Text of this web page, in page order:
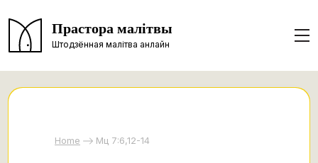
Прастора малітвы
Штодзённая малітва анлайн
Home Мц 7:6,12-14